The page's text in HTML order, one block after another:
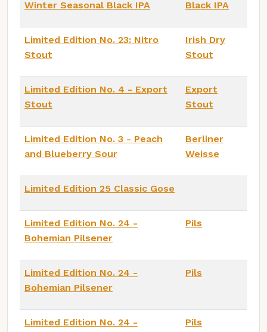
Winter Seasonal Black IPA Black IPA
Limited Edition No. 23: Nitro
Stout
Irish Dry
Stout
Limited Edition No. 4 - Export
Stout
Export
Stout
Limited Edition No. 3 - Peach
and Blueberry Sour
Berliner
Weisse
Limited Edition 25 Classic Gose
Limited Edition No. 24 -
Bohemian Pilsener
Pils
Limited Edition No. 24 -
Bohemian Pilsener
Pils
Limited Edition No. 24 -
Pils